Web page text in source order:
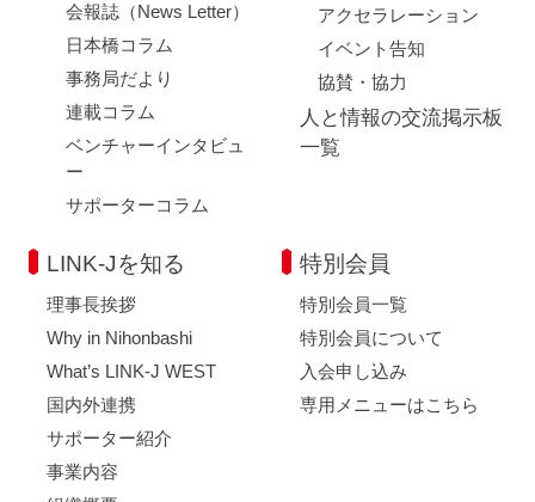
会報誌（News Letter）
日本橋コラム
事務局だより
連載コラム
ベンチャーインタビュ
ー
サポーターコラム
アクセラレーション
イベント告知
協賛・協力
人と情報の交流掲示板
一覧
LINK-Jを知る
理事長挨拶
Why in Nihonbashi
What’s LINK-J WEST
国内外連携
サポーター紹介
事業内容
特別会員
特別会員一覧
特別会員について
入会申し込み
専用メニューはこちら